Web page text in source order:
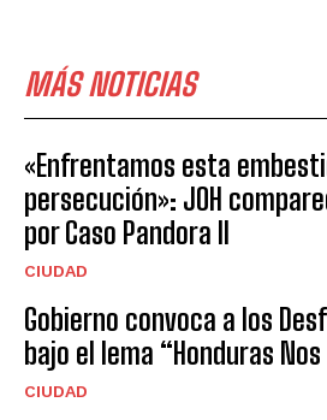
MÁS NOTICIAS
«Enfrentamos esta
persecución»: JOH
por Caso Pandora II
CIUDAD
Gobierno convoca a los
bajo el lema “Honduras Nos
CIUDAD